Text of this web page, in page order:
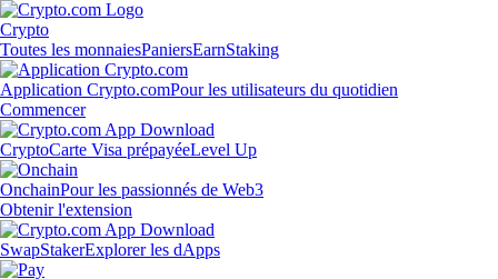
Crypto
Toutes les monnaiesPaniersEarnStaking
Application Crypto.comPour les utilisateurs du quotidien
Commencer
CryptoCarte Visa prépayéeLevel Up
OnchainPour les passionnés de Web3
Obtenir l'extension
SwapStakerExplorer les dApps